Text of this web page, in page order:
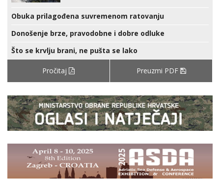
Obuka prilagođena suvremenom ratovanju
Donošenje brze, pravodobne i dobre odluke
Što se krvlju brani, ne pušta se lako
Pročitaj Preuzmi PDF